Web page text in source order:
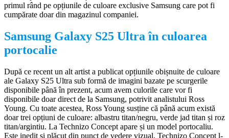
primul rând pe opțiunile de culoare exclusive Samsung care pot fi
cumpărate doar din magazinul companiei.
Samsung Galaxy S25 Ultra în culoarea
portocalie
După ce recent un alt artist a publicat opțiunile obișnuite de culoare
ale Galaxy S25 Ultra sub formă de imagini bazate pe scurgerile
disponibile până în prezent, acum avem culorile care vor fi
disponibile doar direct de la Samsung, potrivit analistului Ross
Young. Cu toate acestea, Ross Young susține că până acum există
doar trei opțiuni de culoare: albastru titan/negru, verde jad titan și roz
titan/argintiu. La Technizo Concept apare și un model portocaliu.
Este inedit și plăcut din punct de vedere vizual. Technizo Concept l-